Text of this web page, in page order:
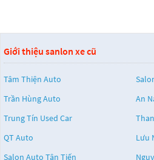
Giới thiệu sanlon xe cũ
Tâm Thiện Auto
Trần Hùng Auto
An
Trung Tín Used Car
QT Auto
Lưu
Salon Auto Tân Tiến